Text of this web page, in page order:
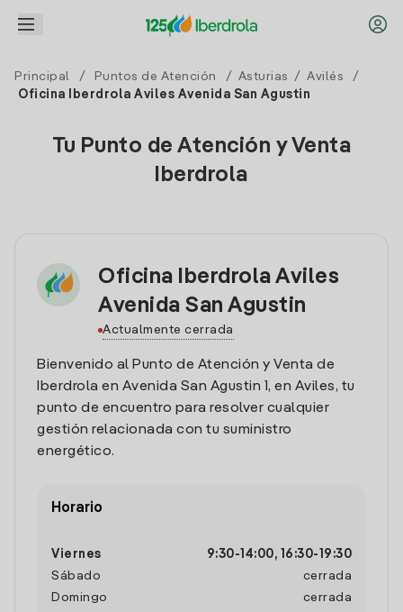
Principal / Puntos de Atención / Asturias / Avilés
/
Oficina Iberdrola Aviles Avenida San Agustin
Tu Punto de Atención y Venta
Iberdrola
Oficina Iberdrola Aviles
Avenida San Agustin
Actualmente cerrada
Bienvenido al Punto de Atención y Venta de
Iberdrola en Avenida San Agustin 1, en Aviles, tu
punto de encuentro para resolver cualquier
gestión relacionada con tu suministro
energético.
Horario
Viernes 9:30- 14:00, 16:30- 19:30
Sábado
cerrada
Domingo
cerrada